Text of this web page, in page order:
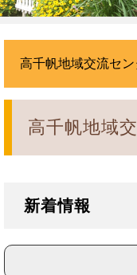
高千帆地域
新着情報
高千帆地域交流セ